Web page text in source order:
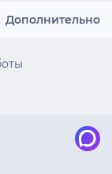
Дополнительно